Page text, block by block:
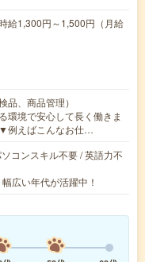
給1,300円～1,500円（月給
品、商品管理）
環境で安心して長く働きま
例えばこんなお仕…
コンスキル不要 / 英語力不
広い年代が活躍中！